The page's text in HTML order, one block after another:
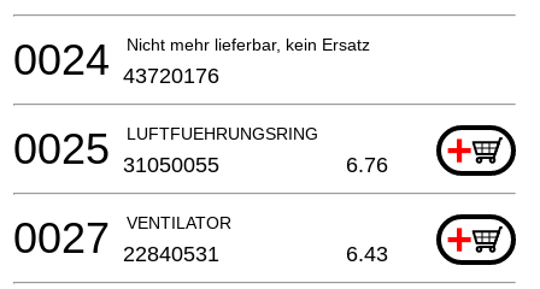
Nicht mehr lieferbar, kein Ersatz
0024 43720176
LUFTFUEHRUNGSRING +
0025 31050055 6.76
VENTILATOR +
0027 22840531 6.43